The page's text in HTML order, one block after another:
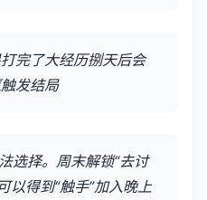
完了大经历捌天后会
发结局
选择。周末解锁“去讨
以得到“触手”加入晚上